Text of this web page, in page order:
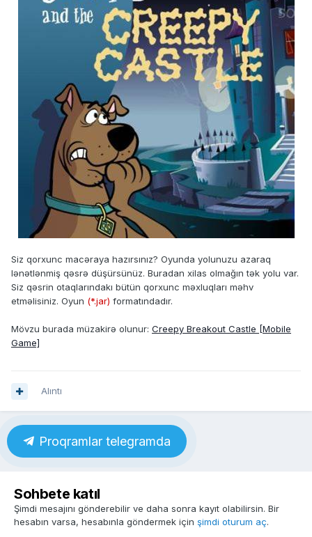
Siz qorxunc macəraya hazırsınız? Oyunda yolunuzu azaraq
lənətlənmiş qəsrə düşürsünüz. Buradan xilas olmağın tək yolu var.
Siz qəsrin otaqlarındakı bütün qorxunc məxluqları məhv
etməlisiniz. Oyun (*.jar) formatındadır.
Mövzu burada müzakirə olunur: Creepy Breakout Castle [Mobile
Game]
Alıntı
Proqramlar telegramda
Sohbete katıl
Şimdi mesajını gönderebilir ve daha sonra kayıt olabilirsin. Bir
hesabın varsa, hesabınla göndermek için şimdi oturum aç.